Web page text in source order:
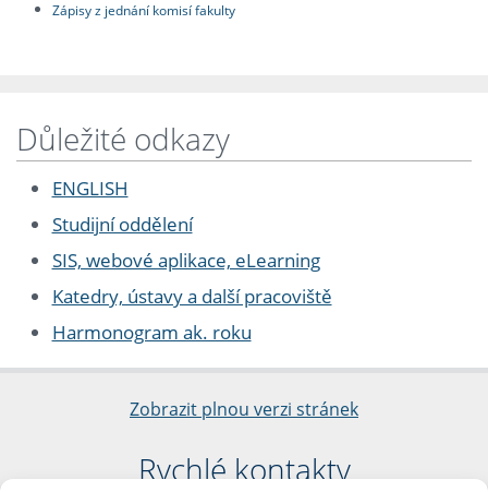
Zápisy z jednání komisí fakulty
Důležité odkazy
ENGLISH
Studijní oddělení
SIS, webové aplikace, eLearning
Katedry, ústavy a další pracoviště
Harmonogram ak. roku
Zobrazit plnou verzi stránek
Rychlé kontakty